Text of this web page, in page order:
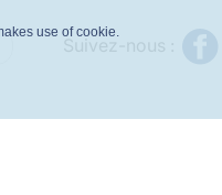
use of cookie.